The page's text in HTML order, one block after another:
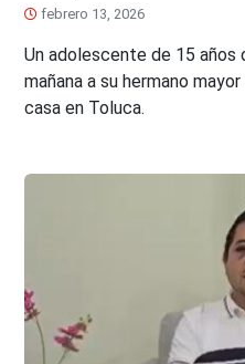
febrero 13, 2026
Un adolescente de 15 años
mañana a su hermano
casa en Toluca.